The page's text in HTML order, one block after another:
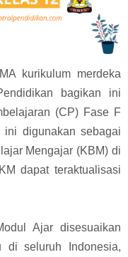
kurikulum merdeka
bagikan ini
(CP) Fase F
ini digunakan sebagai
Mengajar (KBM) di
dapat teraktualisasi
Ajar disesuaikan
di seluruh Indonesia,